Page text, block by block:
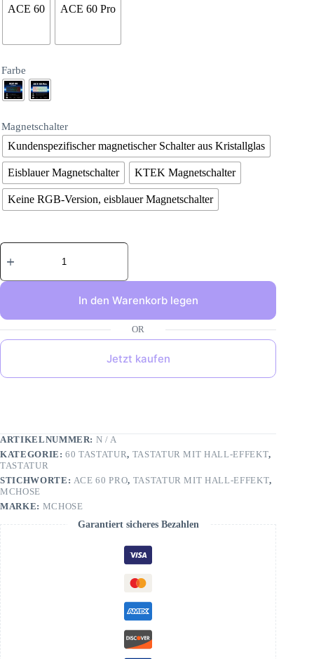
ACE 60 ACE 60 Pro
Farbe
Magnetschalter
Kundenspezifischer magnetischer Schalter aus Kristallglas
Eisblauer Magnetschalter KTEK Magnetschalter
Keine RGB-Version, eisblauer Magnetschalter
In den Warenkorb legen
Jetzt kaufen
ARTIKELNUMMER: N / A
KATEGORIE:60 TASTATUR, TASTATUR MIT HALL-EFFEKT,
TASTATUR
STICHWORTE: ACE 60 PRO, TASTATUR MIT HALL-EFFEKT,
MCHOSE
MARKE: MCHOSE
Garantiert sicheres Bezahlen